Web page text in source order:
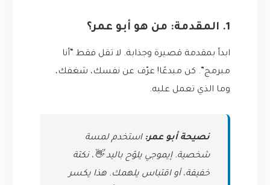
1. المقدمة: من هو أبو عمر؟
ابدأ بمقدمة قصيرة وجذابة. لا تقل فقط “أنا
مبرمج”. كن مبدعًا! عرّف عن نفسك، شغفك،
وما الذي تعمل عليه.
نصيحة أبو عمر: استخدم لمسة
شخصية. إيموجي يلوّح باليد 👋، نكتة
خفيفة، أو اقتباس يلهمك. هذا يكسر